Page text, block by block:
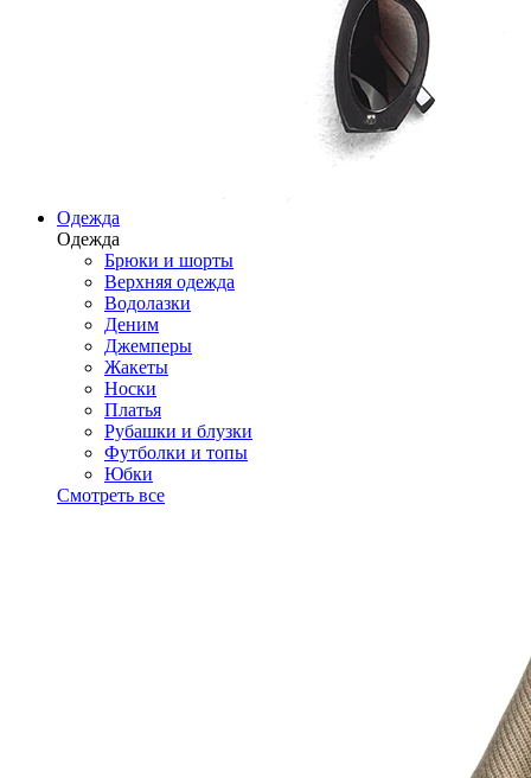
Одежда
Одежда
Брюки и шорты
Верхняя одежда
Водолазки
Деним
Джемперы
Жакеты
Носки
Платья
Рубашки и блузки
Футболки и топы
Юбки
Смотреть все